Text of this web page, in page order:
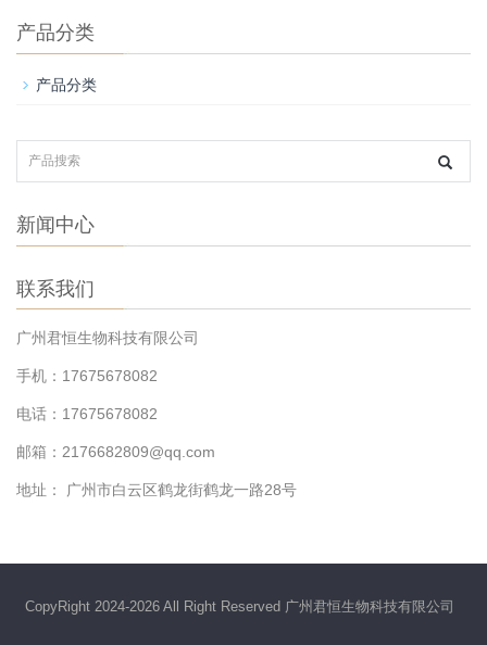
产品分类
产品分类
新闻中心
联系我们
广州君恒生物科技有限公司
手机：17675678082
电话：17675678082
邮箱：2176682809@qq.com
地址： 广州市白云区鹤龙街鹤龙一路28号
CopyRight 2024-2026 All Right Reserved 广州君恒生物科技有限公司